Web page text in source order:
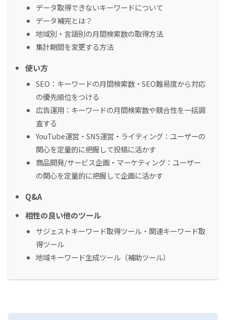
データ取得できないキーワードについて
データ補完とは？
地域別・言語別の月間検索数の取得方法
集計期間を変更する方法
使い方
SEO：キーワードの月間検索数・SEO難易度から対応
の優先順位をつける
広告運用：キーワードの月間検索数や競合性を一括調
査する
YouTube運営・SNS運営・ライティング：ユーザーの
関心を定量的に把握して投稿に活かす
商品開発/サービス企画・マーケティング：ユーザー
の関心を定量的に把握して企画に活かす
Q&A
相性の良い他のツール
サジェストキーワード取得ツール・関連キーワード取
得ツール
地域キーワード生成ツール（補助ツール）